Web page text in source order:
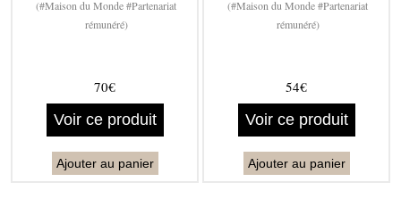
(#Maison du Monde #Partenariat
rémunéré)
70€
Voir ce produit
Ajouter au panier
(#Maison du Monde #Partenariat
rémunéré)
54€
Voir ce produit
Ajouter au panier